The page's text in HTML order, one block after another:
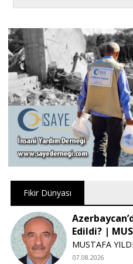
Fikir Dünyası
Edildi? |
MUSTAFA
07.08.2026